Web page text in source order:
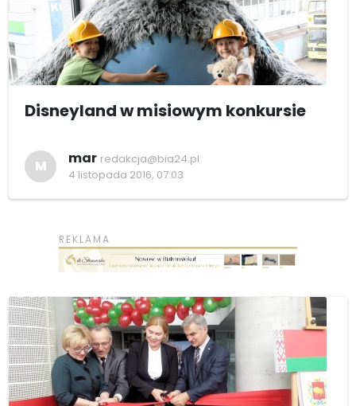
Disneyland w misiowym konkursie
M mar redakcja@bia24.pl
4 listopada 2016, 07:03